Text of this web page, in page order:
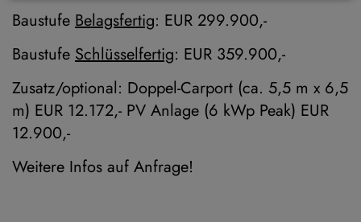
Baustufe Belagsfertig: EUR 299.900,-
Baustufe Schlüsselfertig: EUR 359.900,-
Zusatz/optional: Doppel-Carport (ca. 5,5 m x 6,5
m) EUR 12.172,- PV Anlage (6 kWp Peak) EUR
12.900,-
Weitere Infos auf Anfrage!